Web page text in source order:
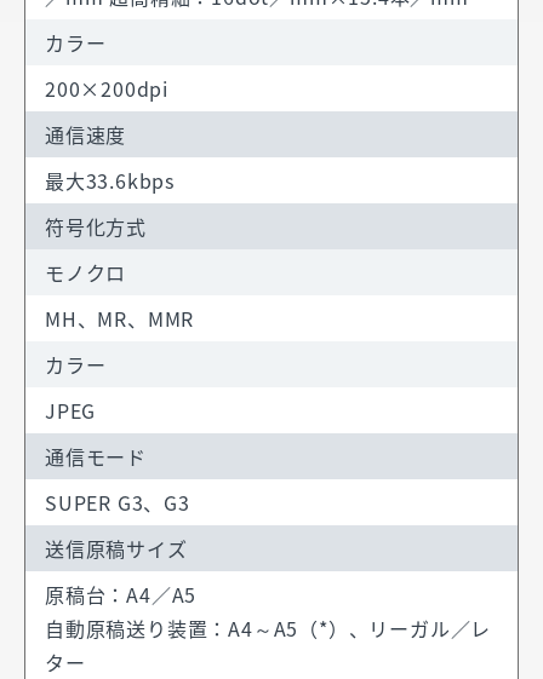
カラー
200×200dpi
通信速度
最大33.6kbps
符号化方式
モノクロ
MH、MR、MMR
カラー
JPEG
通信モード
SUPER G3、G3
送信原稿サイズ
原稿台：A4／A5
自動原稿送り装置：A4～A5（*）、リーガル／レ
ター